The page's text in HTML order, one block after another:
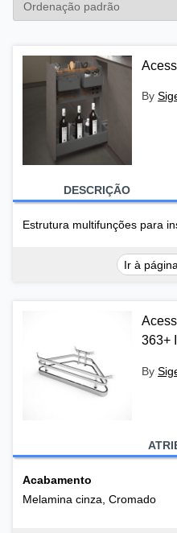
By
DESCRIÇÃO
Estrutura multifunções para
Ir à
363+
By
Acabamento
Melamina cinza, Cromado